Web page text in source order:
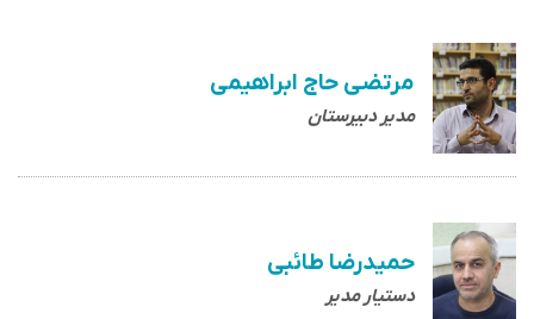
مرتضی حاج ابراهیمی
مدیر دبیرستان
حمیدرضا طائبی
دستیار مدیر